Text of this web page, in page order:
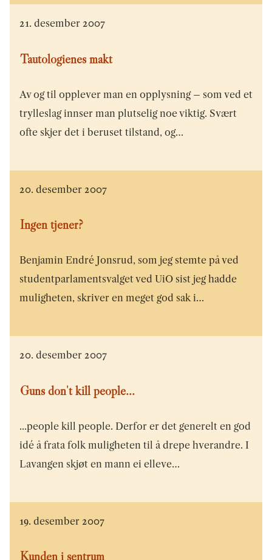
21. desember 2007
Tautologienes makt
Av og til opplever man en opplysning – som ved et
trylleslag innser man plutselig noe viktig. Svært
ofte skjer det i beruset tilstand, og…
20. desember 2007
Ingen tjener?
Benjamin Endré Jonsrud, som jeg stemte på ved
studentparlamentsvalget ved UiO sist jeg hadde
muligheten, skriver en meget god sak i…
20. desember 2007
Guns don't kill people...
...people kill people. Derfor er det generelt en god
idé å frata folk muligheten til å drepe hverandre. I
Lavangen skjøt en mann ei elleve…
19. desember 2007
Kunden i sentrum